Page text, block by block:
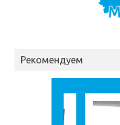
Рекомендуем